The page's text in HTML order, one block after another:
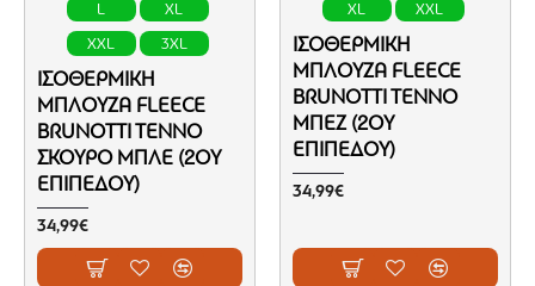
L XL
XXL 3XL
ΙΣΟΘΕΡΜΙΚΉ
ΜΠΛΟΎΖΑ FLEECE
BRUNOTTI TENNO
ΣΚΟΎΡΟ ΜΠΛΕ (2ΟΥ
ΕΠΙΠΈΔΟΥ)
34,99€
XL XXL
ΙΣΟΘΕΡΜΙΚΉ
ΜΠΛΟΎΖΑ FLEECE
BRUNOTTI TENNO
ΜΠΕΖ (2ΟΥ
ΕΠΙΠΈΔΟΥ)
34,99€